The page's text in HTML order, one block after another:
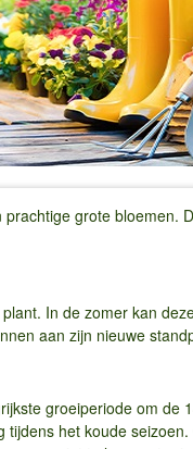
grote bloemen.
In de zomer kan
aan zijn nieuwe
groeiperiode om de
het koude